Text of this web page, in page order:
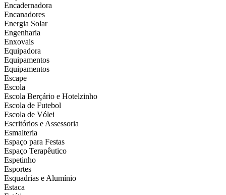
Encadernadora
Encanadores
Energia Solar
Engenharia
Enxovais
Equipadora
Equipamentos
Equipamentos
Escape
Escola
Escola Berçário e Hotelzinho
Escola de Futebol
Escola de Vólei
Escritórios e Assessoria
Esmalteria
Espaço para Festas
Espaço Terapêutico
Espetinho
Esportes
Esquadrias e Alumínio
Estaca